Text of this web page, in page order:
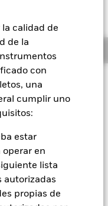
calidad de
de la
con
una
cumplir uno
estar
operar en
lista
autorizadas
propias de
de su inversión
de los activos del
de renta variable
renta variable de
una parte
en mercados
invertir además,
de renta variable